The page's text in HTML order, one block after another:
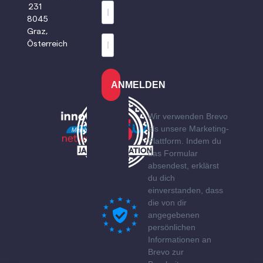
231
8045
Graz,
Österreich
ANMELDEN
Wir verwenden Brevo
als unsere Marketing-
Plattform. Indem du
das Formular
absendest, erklärst
du dich
einverstanden, dass
die von dir
angegebenen
persönlichen
Informationen an
Brevo zur